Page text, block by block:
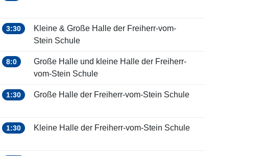
3:30
Kleine & Große Halle der Freiherr-vom-
Stein Schule
8:0
Große Halle und kleine Halle der Freiherr-
vom-Stein Schule
1:30 Große Halle der Freiherr-vom-Stein Schule
1:30 Kleine Halle der Freiherr-vom-Stein Schule